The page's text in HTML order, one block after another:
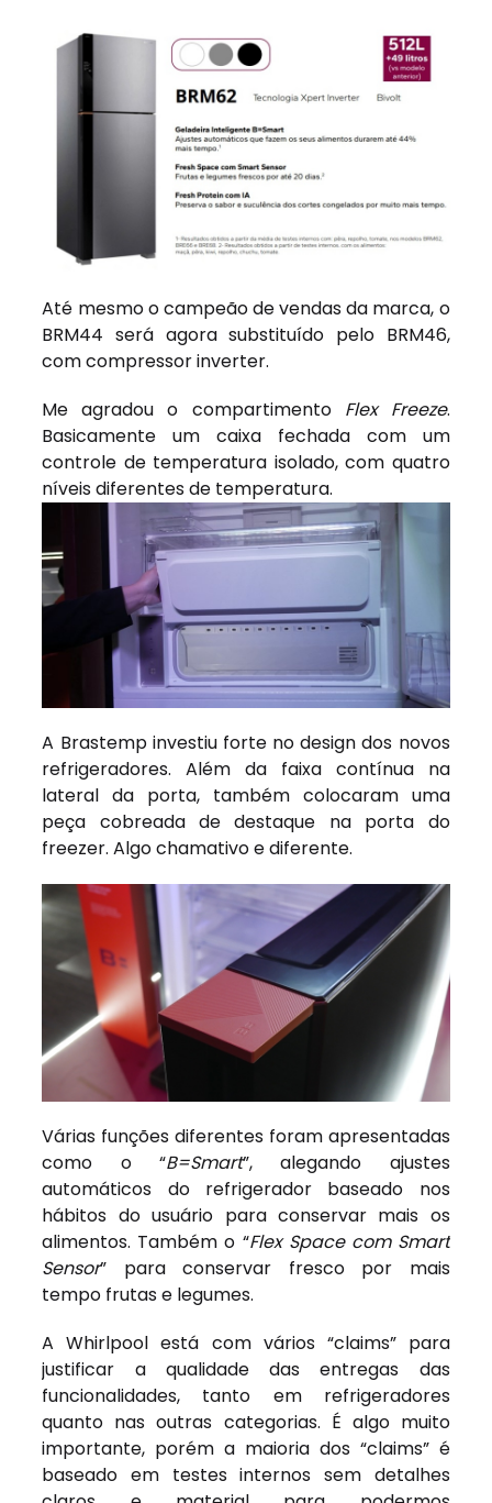
Até mesmo o campeão de vendas da marca, o
BRM44 será agora substituído pelo BRM46,
com compressor inverter.
Me agradou o compartimento Flex Freeze.
Basicamente um caixa fechada com um
controle de temperatura isolado, com quatro
níveis diferentes de temperatura.
A Brastemp investiu forte no design dos novos
refrigeradores. Além da faixa contínua na
lateral da porta, também colocaram uma
peça cobreada de destaque na porta do
freezer. Algo chamativo e diferente.
Várias funções diferentes foram apresentadas
como o “B=Smart”, alegando ajustes
automáticos do refrigerador baseado nos
hábitos do usuário para conservar mais os
alimentos. Também o “Flex Space com Smart
Sensor” para conservar fresco por mais
tempo frutas e legumes.
A Whirlpool está com vários “claims” para
justificar a qualidade das entregas das
funcionalidades, tanto em refrigeradores
quanto nas outras categorias. É algo muito
importante, porém a maioria dos “claims” é
baseado em testes internos sem detalhes